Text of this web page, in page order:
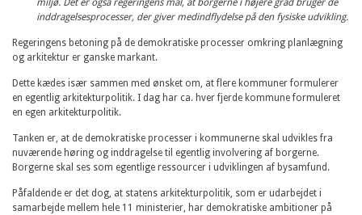
inddragelsesprocesser, der giver medindflydelse på den fysiske udvikling.
Regeringens betoning på de demokratiske processer omkring planlægning
og arkitektur er ganske markant.
Dette kædes især sammen med ønsket om, at flere kommuner formulerer
en egentlig arkitekturpolitik. I dag har ca. hver fjerde kommune formuleret
en egen arkitekturpolitik.
Tanken er, at de demokratiske processer i kommunerne skal udvikles fra
nuværende høring og inddragelse til egentlig involvering af borgerne.
Borgerne skal ses som egentlige ressourcer i udviklingen af bysamfund.
Påfaldende er det dog, at statens arkitekturpolitik, som er udarbejdet i
samarbejde mellem hele 11 ministerier, har demokratiske ambitioner på